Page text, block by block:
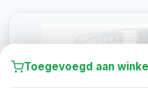
Toegevoegd aan